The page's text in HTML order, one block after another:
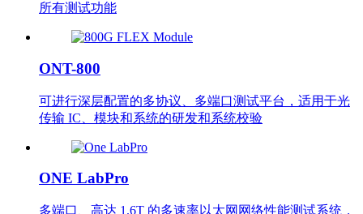
所有测试功能
ONT-800
可进行深层配置的多协议、多端口测试平台，适用于光
传输 IC、模块和系统的研发和系统校验
ONE LabPro
多端口、高达 1.6T 的多速率以太网网络性能测试系统，